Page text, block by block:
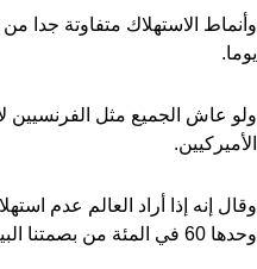
يوما.
الأميركيين.
وحدها 60 في المئة من بصمتنا البيئية العالمة، مجال التحرك الرئيسي".